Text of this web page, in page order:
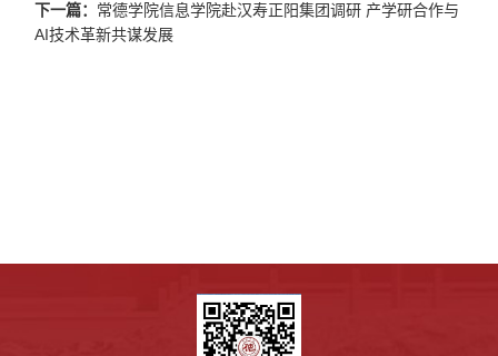
下一篇： 常德学院信息学院赴汉寿正阳集团调研 产学研合作与
AI技术革新共谋发展​